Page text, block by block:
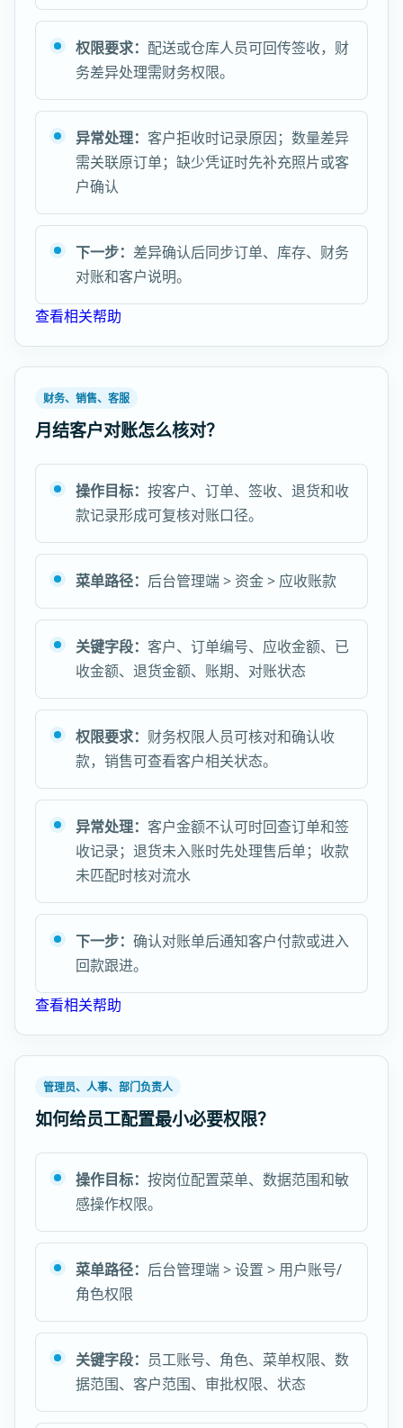
权限要求： 配送或仓库人员可回传签收，财
务差异处理需财务权限。
异常处理： 客户拒收时记录原因；数量差异
需关联原订单；缺少凭证时先补充照片或客
户确认
下一步： 差异确认后同步订单、库存、财务
对账和客户说明。
查看相关帮助
财务、销售、客服
月结客户对账怎么核对？
操作目标： 按客户、订单、签收、退货和收
款记录形成可复核对账口径。
菜单路径： 后台管理端 > 资金 > 应收账款
关键字段： 客户、订单编号、应收金额、已
收金额、退货金额、账期、对账状态
权限要求： 财务权限人员可核对和确认收
款，销售可查看客户相关状态。
异常处理： 客户金额不认可时回查订单和签
收记录；退货未入账时先处理售后单；收款
未匹配时核对流水
下一步： 确认对账单后通知客户付款或进入
回款跟进。
查看相关帮助
管理员、人事、部门负责人
如何给员工配置最小必要权限？
操作目标： 按岗位配置菜单、数据范围和敏
感操作权限。
菜单路径： 后台管理端 > 设置 > 用户账号/
角色权限
关键字段： 员工账号、角色、菜单权限、数
据范围、客户范围、审批权限、状态